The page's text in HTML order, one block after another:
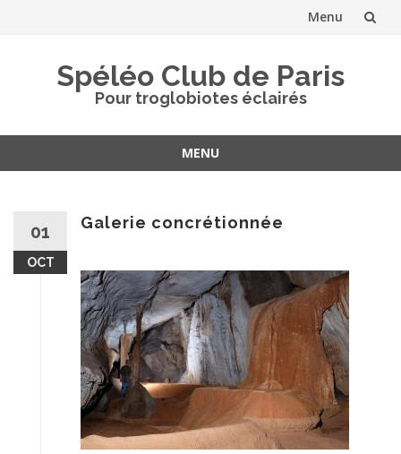
Menu
Spéléo Club de Paris
Pour troglobiotes éclairés
MENU
01
OCT
Galerie concrétionnée